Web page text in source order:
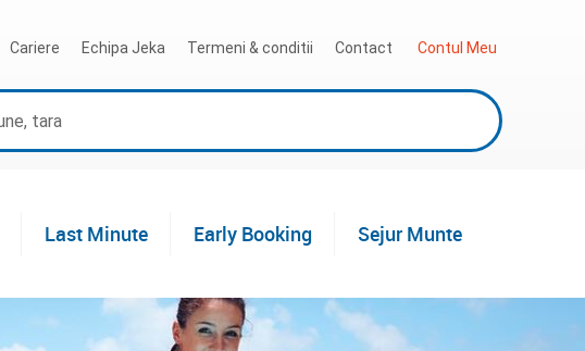
Cariere Echipa Jeka Termeni & conditii Contact Contul Meu
Last Minute Early Booking Sejur Munte